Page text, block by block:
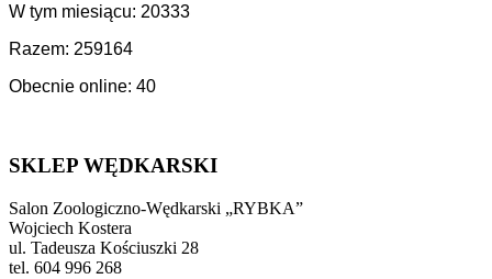
W tym miesiącu: 20333
Razem: 259164
Obecnie online: 40
SKLEP WĘDKARSKI
Salon Zoologiczno-Wędkarski „RYBKA”
Wojciech Kostera
ul. Tadeusza Kościuszki 28
tel. 604 996 268